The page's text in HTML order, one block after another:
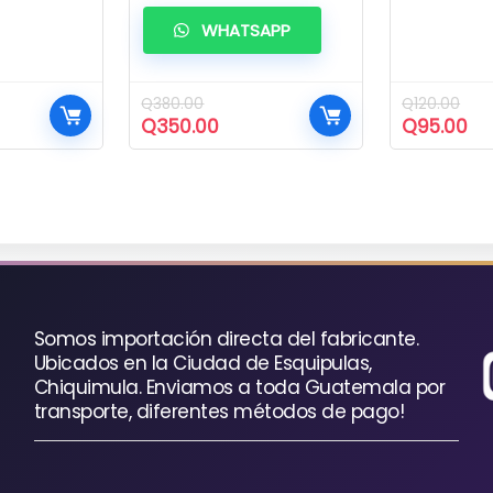
Q380.00
El
precio
Q350.00El
precio
WHATSAPP
Q120.00
El
precio
Q95.00El
Somos importación directa del fabricante.
Ubicados en la Ciudad de Esquipulas,
Chiquimula. Enviamos a toda Guatemala por
transporte, diferentes métodos de pago!